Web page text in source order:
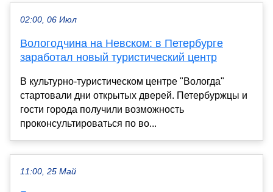
02:00, 06 Июл
Вологодчина на Невском: в Петербурге
заработал новый туристический центр
В культурно-туристическом центре "Вологда"
стартовали дни открытых дверей. Петербуржцы и
гости города получили возможность
проконсультироваться по во...
11:00, 25 Май